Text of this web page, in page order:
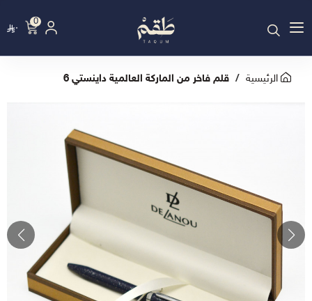
0 ٠
الرئيسية قلم فاخر من الماركة العالمية داينستي 6